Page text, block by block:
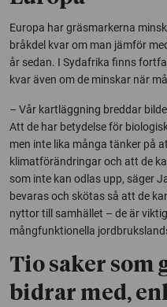
Europa har gräsmarkerna
bråkdel kvar om man jämför
år sedan. I Sydafrika finns
kvar även om de minskar när
– Vår kartläggning breddar
Att de har betydelse för
men inte lika många tänker på
klimatförändringar och att de
som inte kan odlas upp, säger
bevaras och skötas så att de
nyttor till samhället – de är
mångfunktionella
Tio saker som
bidrar med,